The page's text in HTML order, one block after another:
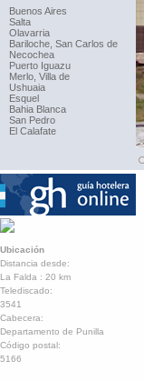
Buenos Aires
Salta
Olavarria
Bariloche, San Carlos de
Necochea
Puerto Iguazu
Merlo, Villa de
Ushuaia
Esquel
Bahia Blanca
San Pedro
El Calafate
Ubicación
Distancia desde:
La Falda : 20 km
Telediscado:
3541
Cabecera:
Departamento de Punilla
Código postal:
5166